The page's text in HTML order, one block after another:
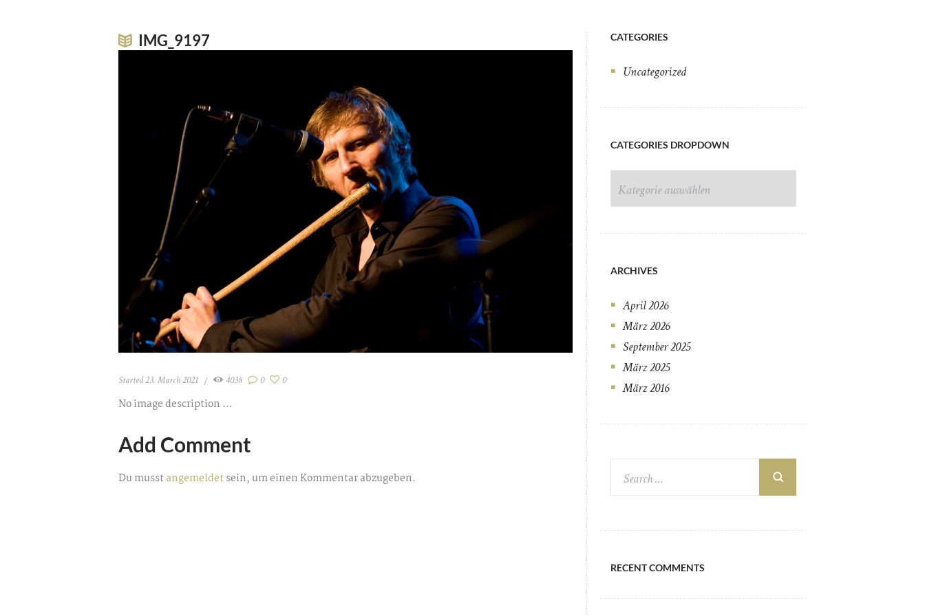
IMG_9197
d3x5959
Started23. March 2021 4038 0 0
No image description ...
Add Comment
Du musstangemeldetsein, um einen Kommentar abzugeben.
CATEGORIES
Uncategorized
CATEGORIES DROPDOWN
DROPDOWN
ARCHIVES
April2026
März2026
September2025
März2025
März2016
RECENT COMMENTS